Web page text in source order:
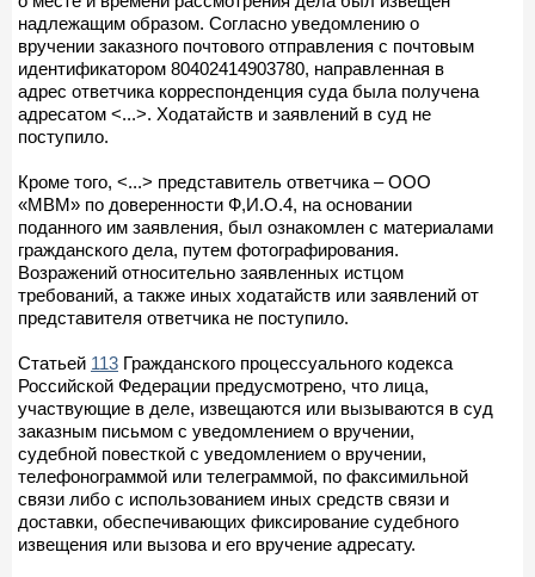
надлежащим образом. Согласно уведомлению о
вручении заказного почтового отправления с почтовым
идентификатором 80402414903780, направленная в
адрес ответчика корреспонденция суда была получена
адресатом <...>. Ходатайств и заявлений в суд не
поступило.
Кроме того, <...> представитель ответчика – ООО
«МВМ» по доверенности Ф,И.О.4, на основании
поданного им заявления, был ознакомлен с материалами
гражданского дела, путем фотографирования.
Возражений относительно заявленных истцом
требований, а также иных ходатайств или заявлений от
представителя ответчика не поступило.
Статьей 113 Гражданского процессуального кодекса
Российской Федерации предусмотрено, что лица,
участвующие в деле, извещаются или вызываются в суд
заказным письмом с уведомлением о вручении,
судебной повесткой с уведомлением о вручении,
телефонограммой или телеграммой, по факсимильной
связи либо с использованием иных средств связи и
доставки, обеспечивающих фиксирование судебного
извещения или вызова и его вручение адресату.